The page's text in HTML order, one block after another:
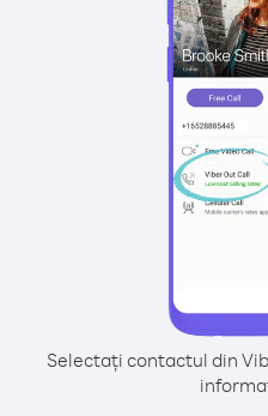
Selectați contactul din